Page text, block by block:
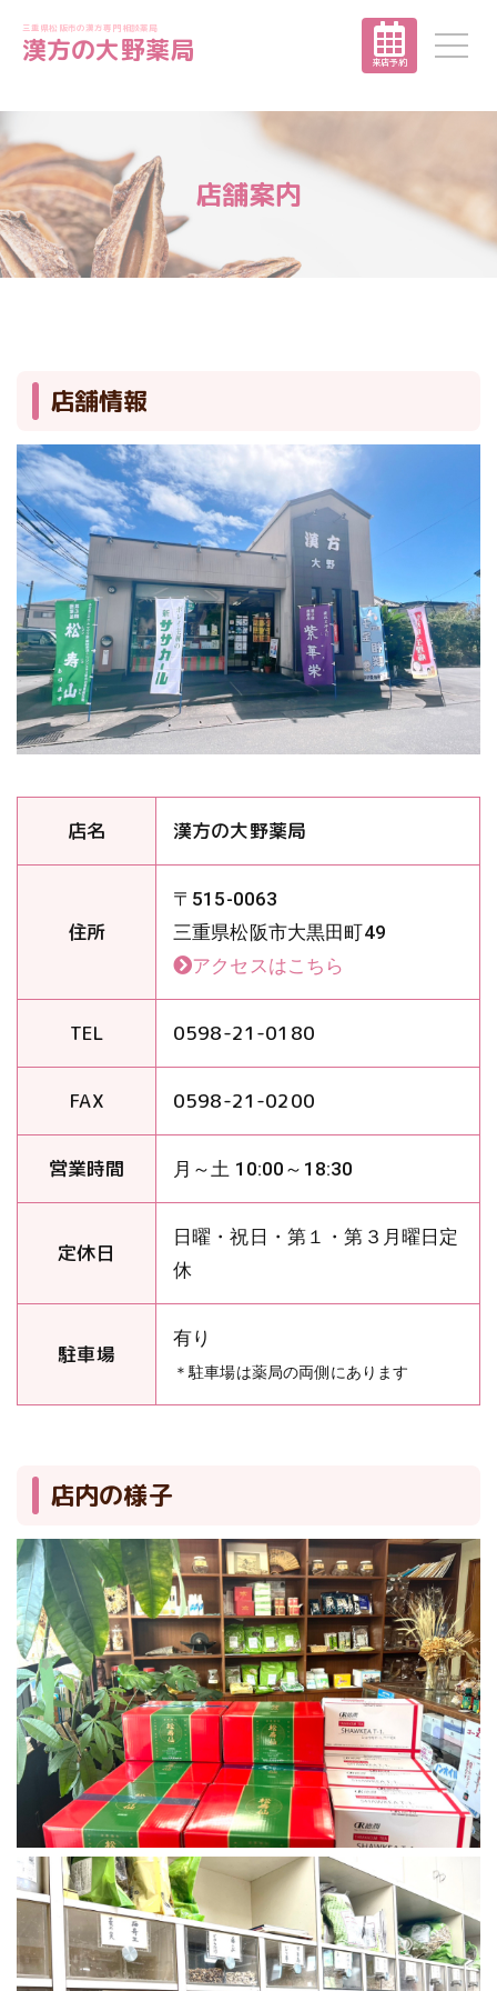
三重県松阪市の漢方専門相談薬局
漢方の大野薬局 来店予約
店舗案内
店舗情報
店名 漢方の大野薬局
住所
〒515-0063
三重県松阪市大黒田町49
アクセスはこちら
TEL 0598-21-0180
FAX 0598-21-0200
営業時間 月～土 10:00～18:30
定休日
日曜・祝日・第１・第３月曜日定
休
駐車場
有り
＊駐車場は薬局の両側にあります
店内の様子